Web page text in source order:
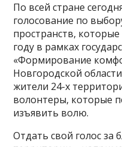
По всей стране
голосование по
пространств, которые
году в рамках
«Формирование
Новгородской
жители 24-х
волонтеры, которые
изъявить волю.
Отдать свой голос за